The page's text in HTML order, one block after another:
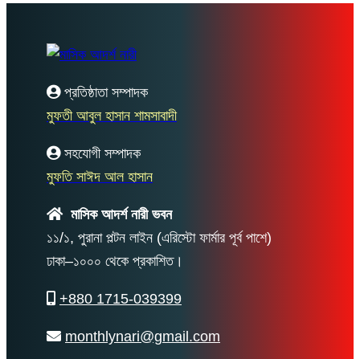
প্রতিষ্ঠাতা সম্পাদক
মুফতী আবুল হাসান শামসাবাদী
সহযোগী সম্পাদক
মুফতি সাঈদ আল হাসান
মাসিক আদর্শ নারী ভবন
১১/১, পুরানা পল্টন লাইন (এরিস্টো ফার্মার পূর্ব পাশে)
ঢাকা–১০০০ থেকে প্রকাশিত।
+880 1715-039399
monthlynari@gmail.com